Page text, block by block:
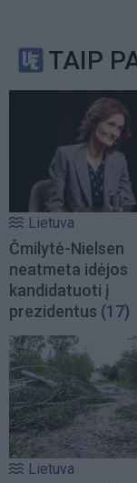
TAIP
Lietuva
Čmilytė-Nielsen
neatmeta idėjos
kandidatuoti į
prezidentus (17)
Lietuva